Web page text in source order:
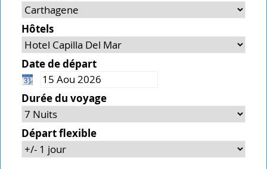
Hôtels
Date de départ
Durée du voyage
Départ flexible